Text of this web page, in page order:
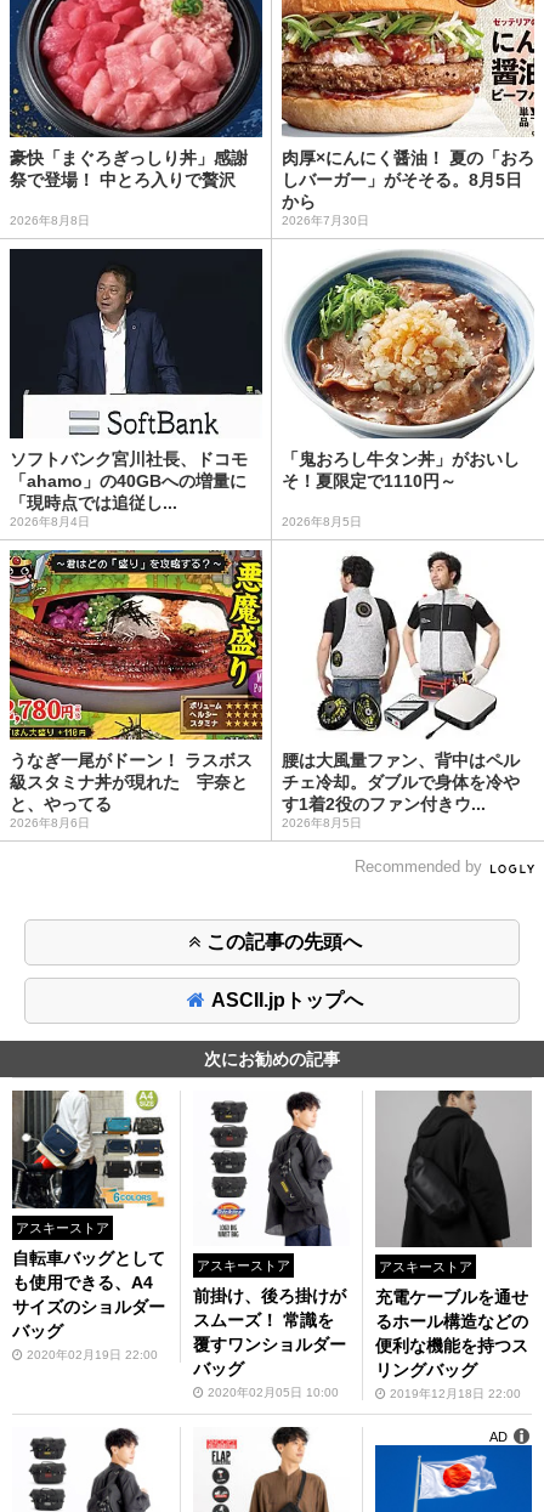
豪快「まぐろぎっしり丼」感謝
祭で登場！ 中とろ入りで贅沢
2026年8月8日
肉厚×にんにく醤油！ 夏の「おろ
しバーガー」がそそる。8月5日
から
2026年7月30日
ソフトバンク宮川社長、ドコモ
「ahamo」の40GBへの増量に
「現時点では追従し...
2026年8月4日
「鬼おろし牛タン丼」がおいし
そ！夏限定で1110円～
2026年8月5日
うなぎ一尾がドーン！ ラスボス
級スタミナ丼が現れた 宇奈と
と、やってる
2026年8月6日
腰は大風量ファン、背中はペル
チェ冷却。ダブルで身体を冷や
す1着2役のファン付きウ...
2026年8月5日
Recommended by
この記事の先頭へ
ASCII.jpトップへ
次にお勧めの記事
アスキーストア
自転車バッグとして
も使用できる、A4
サイズのショルダー
バッグ
2020年02月19日 22:00
アスキーストア
前掛け、後ろ掛けが
スムーズ！ 常識を
覆すワンショルダー
バッグ
2020年02月05日 10:00
アスキーストア
充電ケーブルを通せ
るホール構造などの
便利な機能を持つス
リングバッグ
2019年12月18日 22:00
AD